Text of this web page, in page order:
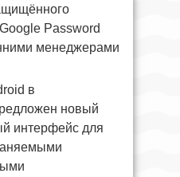
Password
менеджерами
в
новый
интерфейс для